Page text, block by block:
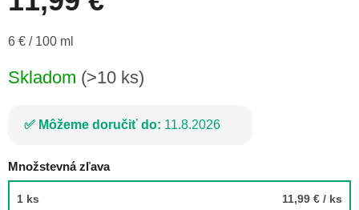
Jednotková
6 € / 100 ml
Skladom (>10 ks)
Môžeme doručiť do: 11.8.2026
Množstevná zľava
1 ks 11,99 € / ks